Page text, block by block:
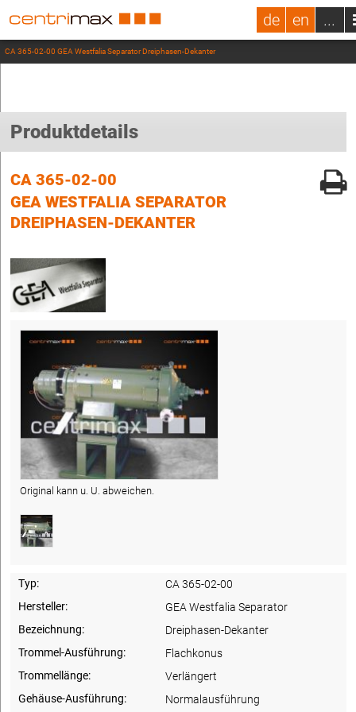
de en ...
CA 365-02-00 GEA Westfalia Separator Dreiphasen-Dekanter
Produktdetails
CA 365-02-00
GEA WESTFALIA SEPARATOR
DREIPHASEN-DEKANTER
Original kann u. U. abweichen.
Typ:
CA 365-02-00
Hersteller:
GEA Westfalia Separator
Bezeichnung:
Dreiphasen-Dekanter
Trommel-Ausführung:
Flachkonus
Trommellänge:
Verlängert
Gehäuse-Ausführung:
Normalausführung